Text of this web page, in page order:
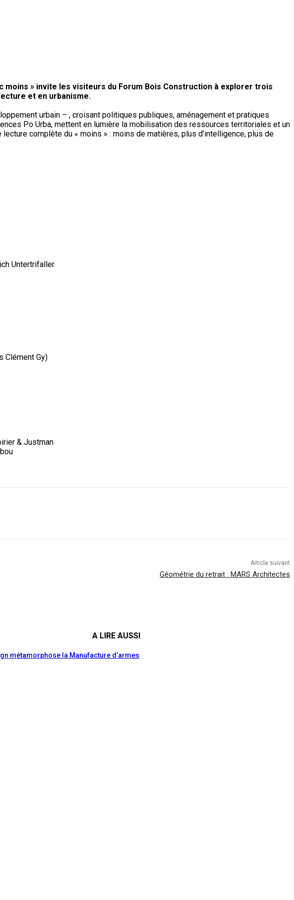
» invite les visiteurs du Forum Bois Construction à explorer trois
et en urbanisme.
urbain – , croisant politiques publiques, aménagement et pratiques
Po Urba, mettent en lumière la mobilisation des ressources territoriales et un
complète du « moins » : moins de matières, plus d’intelligence, plus de
Untertrifaller
Clément Gy)
& Justman
Article suivant
Géométrie du retrait : MARS Architectes
A LIRE AUSSI
métamorphose la Manufacture d’armes